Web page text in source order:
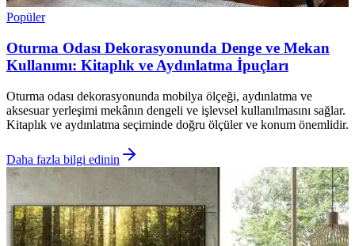
Popüler
Oturma Odası Dekorasyonunda Denge ve Mekan
Kullanımı: Kitaplık ve Aydınlatma İpuçları
Oturma odası dekorasyonunda mobilya ölçeği, aydınlatma ve
aksesuar yerleşimi mekânın dengeli ve işlevsel kullanılmasını sağlar.
Kitaplık ve aydınlatma seçiminde doğru ölçüler ve konum önemlidir.
Daha fazla bilgi edinin